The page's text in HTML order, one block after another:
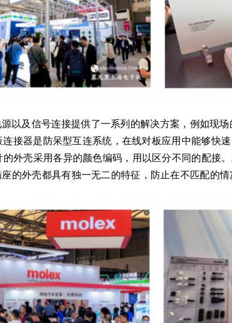
以及信号连接提供了一系列的解决方案，例如现
接器是防呆型互连系统，在线对板应用中能够快
外壳采用各异的颜色编码，用以区分不同的配接
的外壳都具有独一无二的特征，防止在不匹配的情